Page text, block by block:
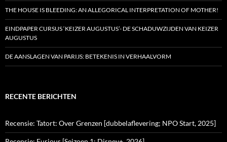
THE HOUSE IS BLEEDING: AN ALLEGORICAL INTERPRETATION OF MOTHER!
EINDPAPER CURSUS ‘KEIZER AUGUSTUS’- DE SCHADUWZIJDEN VAN KEIZER
AUGUSTUS
DE AANSLAGEN VAN PARIJS: BETEKENIS IN VERHAALVORM
RECENTE BERICHTEN
Recensie: Tatort: Over Grenzen [dubbelaflevering; NPO Start, 2025]